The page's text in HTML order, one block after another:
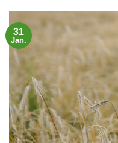
31
Jan.